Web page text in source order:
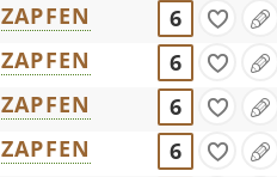
ZAPFEN
6
ZAPFEN
6
ZAPFEN
6
ZAPFEN
6